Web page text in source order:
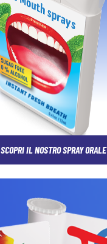
SCOPRI IL NOSTRO SPRAY ORALE